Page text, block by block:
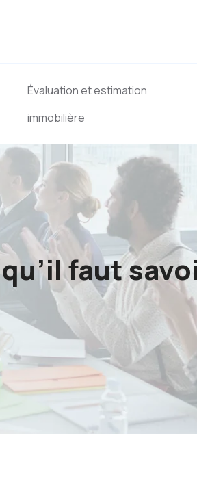
Évaluation et estimation
immobilière
faut